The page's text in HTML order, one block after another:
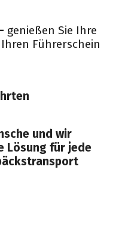
genießen Sie Ihre
Führerschein
und wir
Lösung für jede